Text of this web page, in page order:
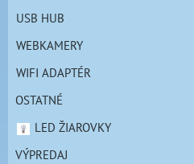
USB HUB
WEBKAMERY
WIFI ADAPTÉR
OSTATNÉ
LED ŽIAROVKY
VÝPREDAJ